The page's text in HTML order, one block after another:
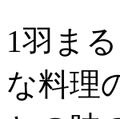
1羽ま
な料理